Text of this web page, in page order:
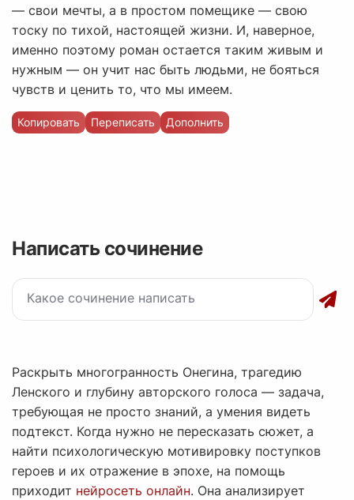
— свои мечты, а в простом помещике — свою
тоску по тихой, настоящей жизни. И, наверное,
именно поэтому роман остается таким живым и
нужным — он учит нас быть людьми, не бояться
чувств и ценить то, что мы имеем.
Копировать Переписать Дополнить
Написать сочинение
Раскрыть многогранность Онегина, трагедию
Ленского и глубину авторского голоса — задача,
требующая не просто знаний, а умения видеть
подтекст. Когда нужно не пересказать сюжет, а
найти психологическую мотивировку поступков
героев и их отражение в эпохе, на помощь
приходит нейросеть онлайн. Она анализирует